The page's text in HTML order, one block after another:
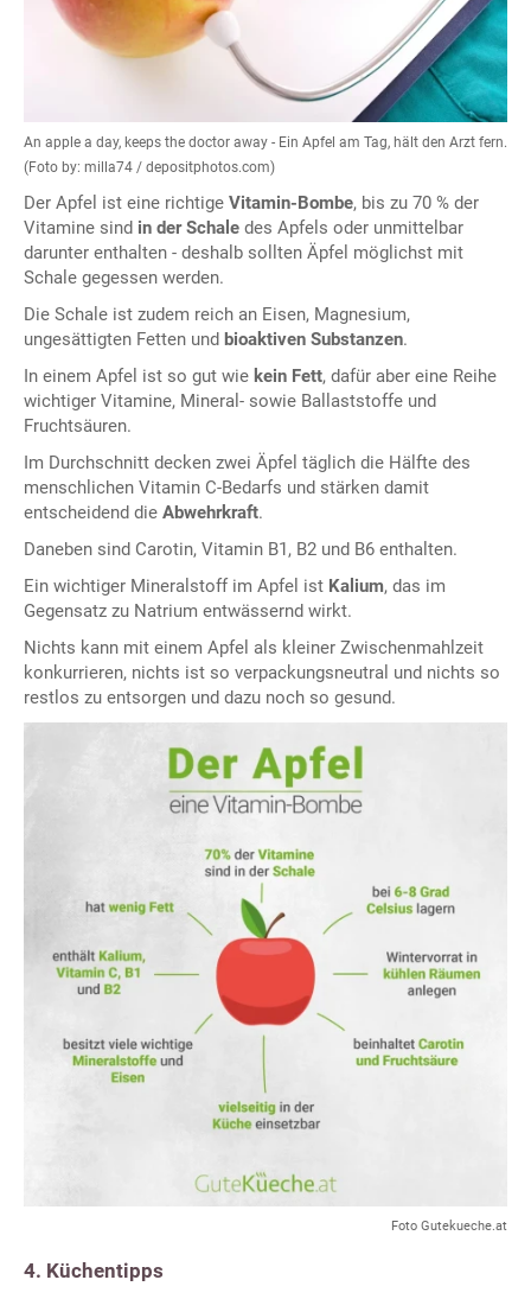
An apple a day, keeps the doctor away - Ein Apfel am Tag, hält den Arzt fern.
(Foto by: milla74 / depositphotos.com)
Der Apfel ist eine richtige Vitamin-Bombe, bis zu 70 % der
Vitamine sind in der Schale des Apfels oder unmittelbar
darunter enthalten - deshalb sollten Äpfel möglichst mit
Schale gegessen werden.
Die Schale ist zudem reich an Eisen, Magnesium,
ungesättigten Fetten und bioaktiven Substanzen.
In einem Apfel ist so gut wie kein Fett, dafür aber eine Reihe
wichtiger Vitamine, Mineral- sowie Ballaststoffe und
Fruchtsäuren.
Im Durchschnitt decken zwei Äpfel täglich die Hälfte des
menschlichen Vitamin C-Bedarfs und stärken damit
entscheidend die Abwehrkraft.
Daneben sind Carotin, Vitamin B1, B2 und B6 enthalten.
Ein wichtiger Mineralstoff im Apfel ist Kalium, das im
Gegensatz zu Natrium entwässernd wirkt.
Nichts kann mit einem Apfel als kleiner Zwischenmahlzeit
konkurrieren, nichts ist so verpackungsneutral und nichts so
restlos zu entsorgen und dazu noch so gesund.
Foto Gutekueche.at
4. Küchentipps